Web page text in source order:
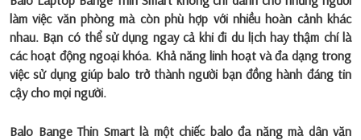
làm việc văn phòng mà còn phù hợp với nhiều hoàn cảnh khác
nhau. Bạn có thể sử dụng ngay cả khi đi du lịch hay thậm chí là
các hoạt động ngoại khóa. Khả năng linh hoạt và đa dạng trong
việc sử dụng giúp balo trở thành người bạn đồng hành đáng tin
cậy cho mọi người.
Balo Bange Thin Smart là một chiếc balo đa năng mà dân văn